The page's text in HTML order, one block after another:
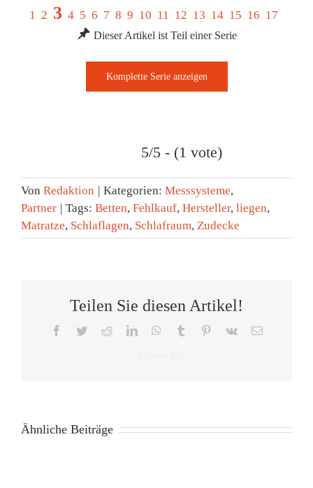
1 2 3 4 5 6 7 8 9 10 11 12 13 14 15 16 17
Dieser Artikel ist Teil einer Serie
5/5 - (1 vote)
Von Redaktion | Kategorien: Messsysteme,
Partner | Tags: Betten, Fehlkauf, Hersteller, liegen,
Matratze, Schlaflagen, Schlafraum, Zudecke
Teilen Sie diesen Artikel!
Facebook
TwitterRedditLinkedInWhatsApp
Tumblr Pinterest
Vk
E-
Ähnliche Beiträge
Wie